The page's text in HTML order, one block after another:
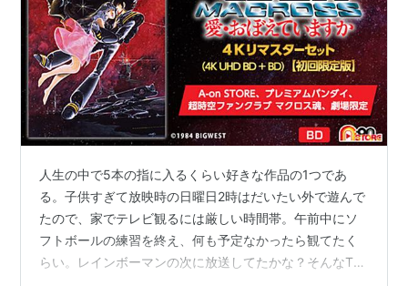
人生の中で5本の指に入るくらい好きな作品の1つであ
る。子供すぎて放映時の日曜日2時はだいたい外で遊んで
たので、家でテレビ観るには厳しい時間帯。午前中にソ
フトボールの練習を終え、何も予定なかったら観てたく
らい。レインボーマンの次に放送してたかな？そんなTV